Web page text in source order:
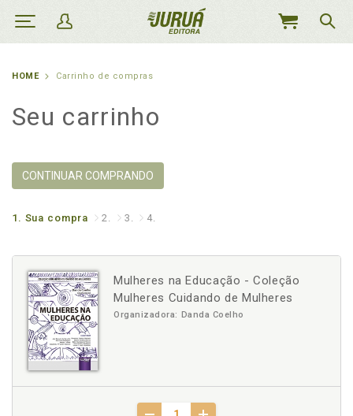
MEU
HOME Carrinho de compras
Seu carrinho
CONTINUAR COMPRANDO
1. Sua compra 2. 3. 4.
Mulheres na Educação - Coleção
Mulheres Cuidando de Mulheres
Organizadora: Danda Coelho